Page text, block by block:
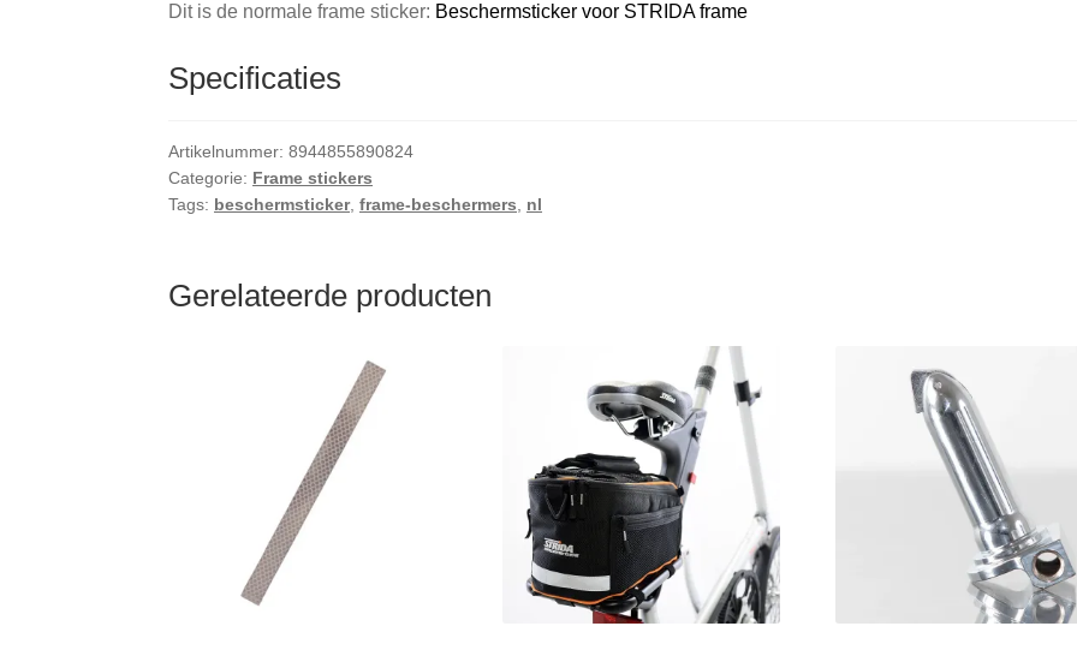
Dit is de normale frame sticker: Beschermsticker voor STRIDA frame
Specificaties
Artikelnummer:8944855890824
Categorie: Frame stickers
Tags: beschermsticker,frame-beschermers nl
Gerelateerde producten